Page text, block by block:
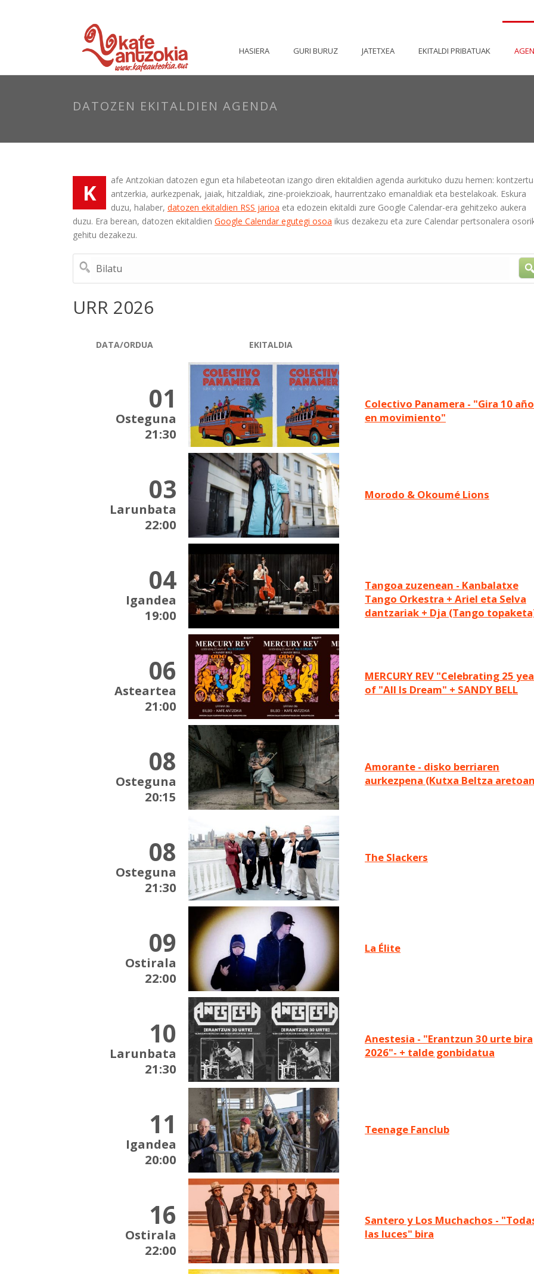
HASIERA GURI BURUZ JATETXEA EKITALDI PRIBATUAK
DATOZEN EKITALDIEN AGENDA
K
afe Antzokian datozen egun eta hilabeteotan izango diren ekitaldien agenda aurkituko duzu hemen:
antzerkia, aurkezpenak, jaiak, hitzaldiak, zine-proiekzioak, haurrentzako emanaldiak eta bestelakoak. Eskura
duzu, halaber, datozen ekitaldien RSS jarioa eta edozein ekitaldi zure Google Calendar-era gehitzeko aukera
duzu. Era berean, datozen ekitaldien Google Calendar egutegi osoa ikus dezakezu eta zure Calendar pertsonalera
gehitu dezakezu.
Bilatu
URR 2026
DATA/ORDUA EKITALDIA
01
Osteguna
21:30
Colectivo Panamera - "Gira 10 años
en movimiento"
03
Larunbata
22:00
Morodo & Okoumé Lions
04
Igandea
19:00
Tangoa zuzenean - Kanbalatxe
Tango Orkestra + Ariel eta Selva
dantzariak + Dja (Tango
06
Asteartea
21:00
MERCURY REV "Celebrating 25 years
of "All Is Dream" + SANDY BELL
08
Osteguna
20:15
Amorante - disko berriaren
aurkezpena (Kutxa Beltza
08
Osteguna
21:30
The Slackers
09
Ostirala
22:00
La Élite
10
Larunbata
21:30
Anestesia - "Erantzun 30 urte bira
2026"- + talde gonbidatua
11
Igandea
20:00
Teenage Fanclub
16
Ostirala
22:00
Santero y Los Muchachos - "Todas
las luces" bira